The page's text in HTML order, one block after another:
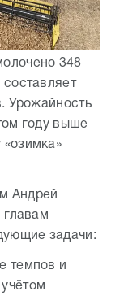
348
составляет
Урожайность
году выше
«озимка»
Андрей
задачи:
темпов и